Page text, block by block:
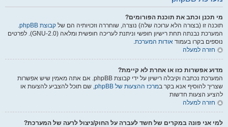
מי תכנן וכתב את תוכנת הפורומים?
תוכנה זו (בצורה הלא ערוכה שלה) נוצרה, שוחררה וזכויותיה הם של קבוצת phpBB
.
המערכת נבנתה תחת רישיון חופשי וניתנת לעריכה חופשית ומלאה (GNU-2.0). לפרטים
נוספים בקרו בעמוד אודות המערכת.
חזרה למעלה
מדוע אפשרות כזו או אחרת לא קיימת?
המערכת נכתבה וקיבלה רישיון על ידי קבוצת phpBB. אם אתה מאמין שיש אפשרות
שצריך להוסיף אנא בקר במרכז ההצעות של phpBB
, שם תוכל להצביע להצעות או
להציע הצעות חדשות
חזרה למעלה
למי אני פונה במקרים של חשד לעברה על החוק/ניצול לרעה של המערכת?